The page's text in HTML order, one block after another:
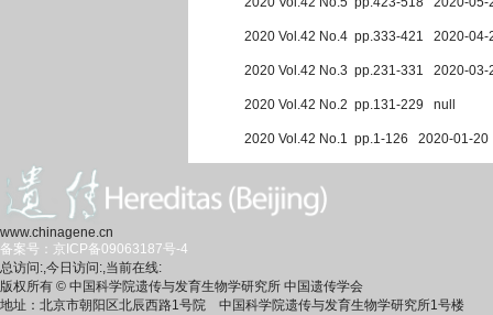
2020 Vol.42 No.4 pp.333-421 2020-04-
2020 Vol.42 No.3 pp.231-331 2020-03-
2020 Vol.42 No.2 pp.131-229 null
2020 Vol.42 No.1 pp.1-126 2020-01-20
www.chinagene.cn
备案号：京ICP备09063187号-4
总访问:,今日访问:,当前在线:
版权所有 © 中国科学院遗传与发育生物学研究所 中国遗传学会
地址：北京市朝阳区北辰西路1号院 中国科学院遗传与发育生物学研究所1号楼